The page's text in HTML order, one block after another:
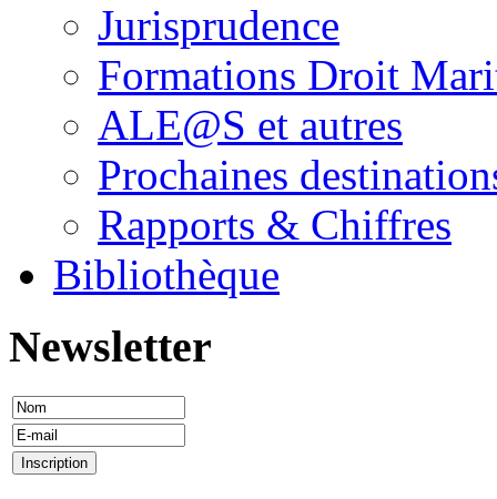
Jurisprudence
Formations Droit
ALE@S et autres
Prochaines
Rapports & Chiffres
Bibliothèque
Newsletter